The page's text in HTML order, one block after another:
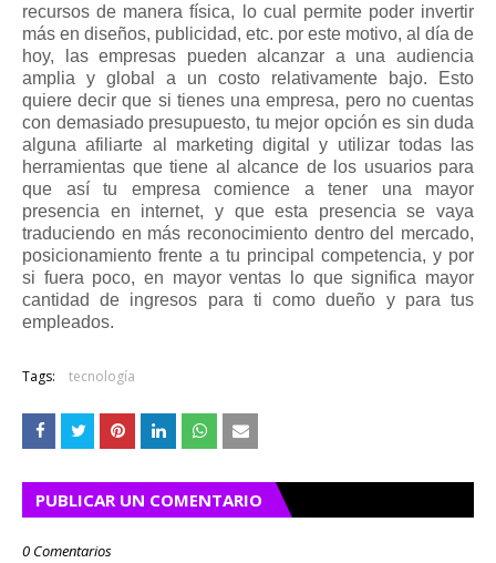
recursos de manera física, lo cual permite poder invertir
más en diseños, publicidad, etc. por este motivo, al día de
hoy, las empresas pueden alcanzar a una audiencia
amplia y global a un costo relativamente bajo. Esto
quiere decir que si tienes una empresa, pero no cuentas
con demasiado presupuesto, tu mejor opción es sin duda
alguna afiliarte al marketing digital y utilizar todas las
herramientas que tiene al alcance de los usuarios para
que así tu empresa comience a tener una mayor
presencia en internet, y que esta presencia se vaya
traduciendo en más reconocimiento dentro del mercado,
posicionamiento frente a tu principal competencia, y por
si fuera poco, en mayor ventas lo que significa mayor
cantidad de ingresos para ti como dueño y para tus
empleados.
Tags: tecnología
PUBLICAR UN COMENTARIO
0 Comentarios